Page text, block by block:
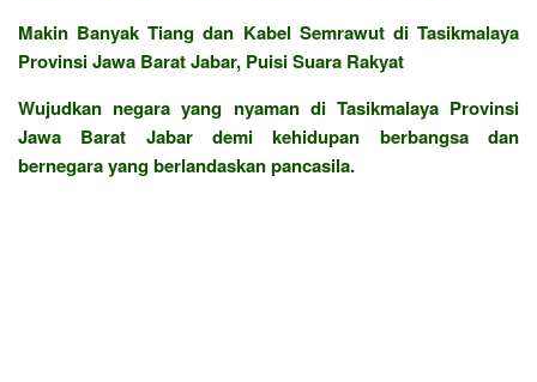
Makin Banyak Tiang dan Kabel Semrawut di Tasikmalaya
Provinsi Jawa Barat Jabar, Puisi Suara Rakyat
Wujudkan negara yang nyaman di Tasikmalaya Provinsi
Jawa Barat Jabar demi kehidupan berbangsa dan
bernegara yang berlandaskan pancasila.